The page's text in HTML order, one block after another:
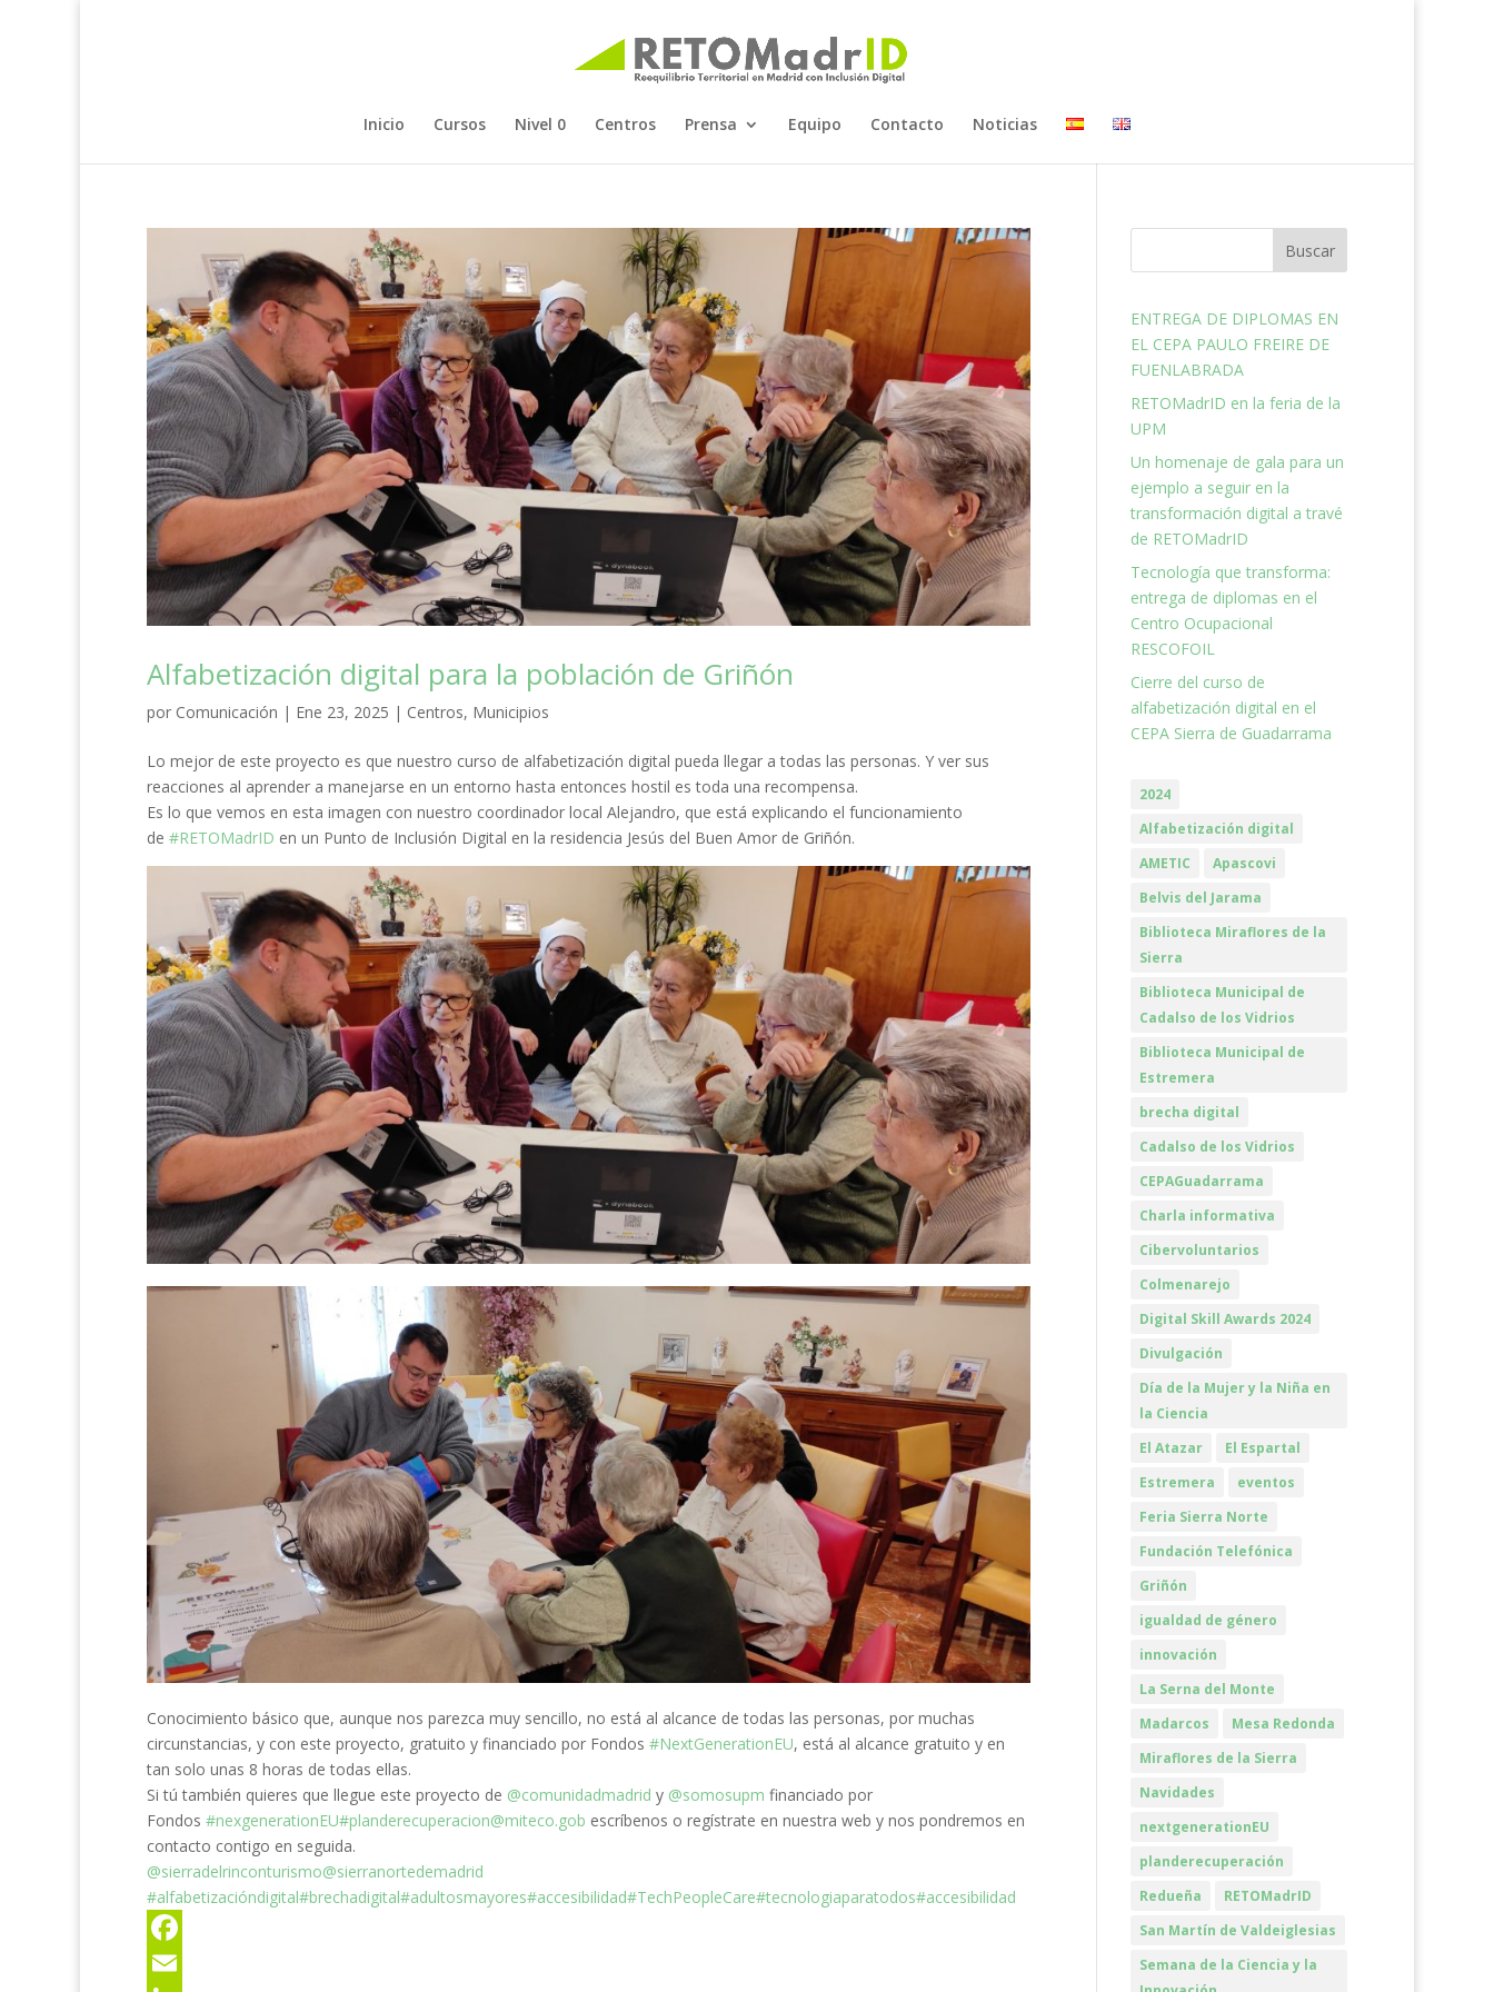
Inicio Cursos Nivel 0 Centros Prensa Equipo Contacto Noticias
Alfabetización digital para la población de Griñón
por Comunicación | Ene 23, 2025 | Centros, Municipios
Lo mejor de este proyecto es que nuestro curso de alfabetización digital pueda llegar a todas las personas. Y ver sus
reacciones al aprender a manejarse en un entorno hasta entonces hostil es toda una recompensa.
Es lo que vemos en esta imagen con nuestro coordinador local Alejandro, que está explicando el funcionamiento
de #RETOMadrID en un Punto de Inclusión Digital en la residencia Jesús del Buen Amor de Griñón.
Conocimiento básico que, aunque nos parezca muy sencillo, no está al alcance de todas las personas, por muchas
circunstancias, y con este proyecto, gratuito y financiado por Fondos #NextGenerationEU, está al alcance gratuito y en
tan solo unas 8 horas de todas ellas.
Si tú también quieres que llegue este proyecto de @comunidadmadrid y @somosupm financiado por
Fondos #nexgenerationEU#planderecuperacion@miteco.gob escríbenos o regístrate en nuestra web y nos pondremos en
contacto contigo en seguida.
@sierradelrinconturismo@sierranortedemadrid
#alfabetizacióndigital#brechadigital#adultosmayores#accesibilidad#TechPeopleCare#tecnologiaparatodos#accesibilidad
F
Buscar
ENTREGA DE DIPLOMAS EN
EL CEPA PAULO FREIRE DE
FUENLABRADA
RETOMadrID en la feria de la
UPM
Un homenaje de gala para un
ejemplo a seguir en la
transformación digital a travé
de RETOMadrID
Tecnología que transforma:
entrega de diplomas en el
Centro Ocupacional
RESCOFOIL
Cierre del curso de
alfabetización digital en el
CEPA Sierra de Guadarrama
2024
Alfabetización digital
AMETIC
Apascovi
Belvis del Jarama
Biblioteca Miraflores de la
Sierra
Biblioteca Municipal de
Cadalso de los Vidrios
Biblioteca Municipal de
Estremera
brecha digital
Cadalso de los Vidrios
CEPAGuadarrama
Charla informativa
Cibervoluntarios
Colmenarejo
Digital Skill Awards 2024
Divulgación
Día de la Mujer y la Niña en
la Ciencia
El Atazar
El Espartal
Estremera
eventos
Feria Sierra Norte
Fundación Telefónica
Griñón
igualdad de género
innovación
La Serna del Monte
Madarcos
Mesa Redonda
Miraflores de la Sierra
Navidades
nextgenerationEU
planderecuperación
Redueña
RETOMadrID
San Martín de Valdeiglesias
Semana de la Ciencia y la